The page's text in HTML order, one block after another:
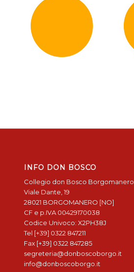
INFO DON BOSCO
Collegio don Bosco Borgomanero
Viale Dante, 19
28021 BORGOMANERO [NO]
CF e p.IVA 00429170038
Codice Univoco: X2PH38J
Tel [+39] 0322 847211
Fax [+39] 0322 847285
segreteria@donboscoborgo.it
info@donboscoborgo.it